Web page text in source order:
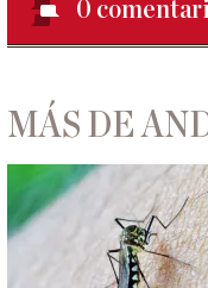
0
MÁS DE